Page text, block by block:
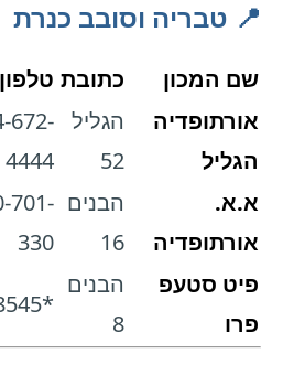
📍 טבריה וסובב כנרת
שם המכון כתובת טלפון
אורתופדיה
הגליל
הגליל
52
672-
4444
א.א.
אורתופדיה
הבנים
16
701-
330
פיט סטעפ
פרו
הבנים
8
*8545